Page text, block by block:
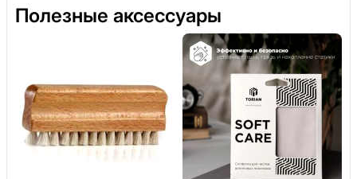
Полезные аксессуары